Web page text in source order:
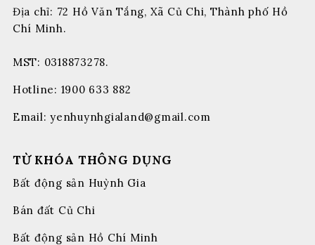
Địa chỉ: 72 Hồ Văn Tắng, Xã Củ Chi, Thành phố Hồ
Chí Minh.
MST: 0318873278.
Hotline: 1900 633 882
Email:yenhuynhgialand@gmail.com
TỪ KHÓA THÔNG DỤNG
Bất động sản Huỳnh Gia
Bán đất Củ Chi
Bất động sản Hồ Chí Minh